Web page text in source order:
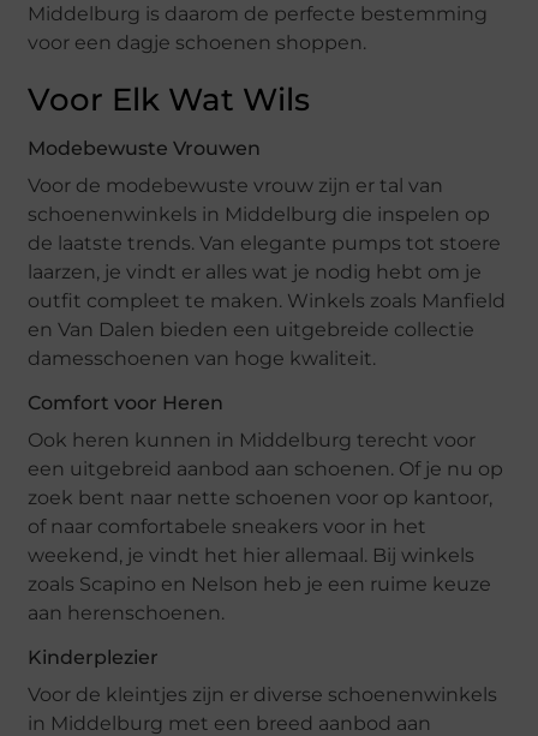
Middelburg is daarom de perfecte bestemming
voor een dagje schoenen shoppen.
Voor Elk Wat Wils
Modebewuste Vrouwen
Voor de modebewuste vrouw zijn er tal van
schoenenwinkels in Middelburg die inspelen op
de laatste trends. Van elegante pumps tot stoere
laarzen, je vindt er alles wat je nodig hebt om je
outfit compleet te maken. Winkels zoals Manfield
en Van Dalen bieden een uitgebreide collectie
damesschoenen van hoge kwaliteit.
Comfort voor Heren
Ook heren kunnen in Middelburg terecht voor
een uitgebreid aanbod aan schoenen. Of je nu op
zoek bent naar nette schoenen voor op kantoor,
of naar comfortabele sneakers voor in het
weekend, je vindt het hier allemaal. Bij winkels
zoals Scapino en Nelson heb je een ruime keuze
aan herenschoenen.
Kinderplezier
Voor de kleintjes zijn er diverse schoenenwinkels
in Middelburg met een breed aanbod aan